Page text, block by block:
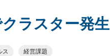
ラスター発生
ス 経営課題